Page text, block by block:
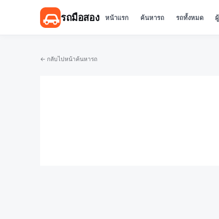
รถมือสอง หน้าแรก ค้นหารถ รถทั้งหมด
← กลับไปหน้าค้นหารถ